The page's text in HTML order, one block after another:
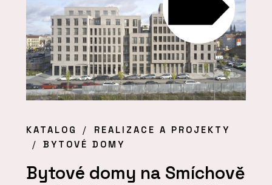
KATALOG
REALIZACE A PROJEKTY
BYTOVÉ DOMY
Bytové domy na Smíchově